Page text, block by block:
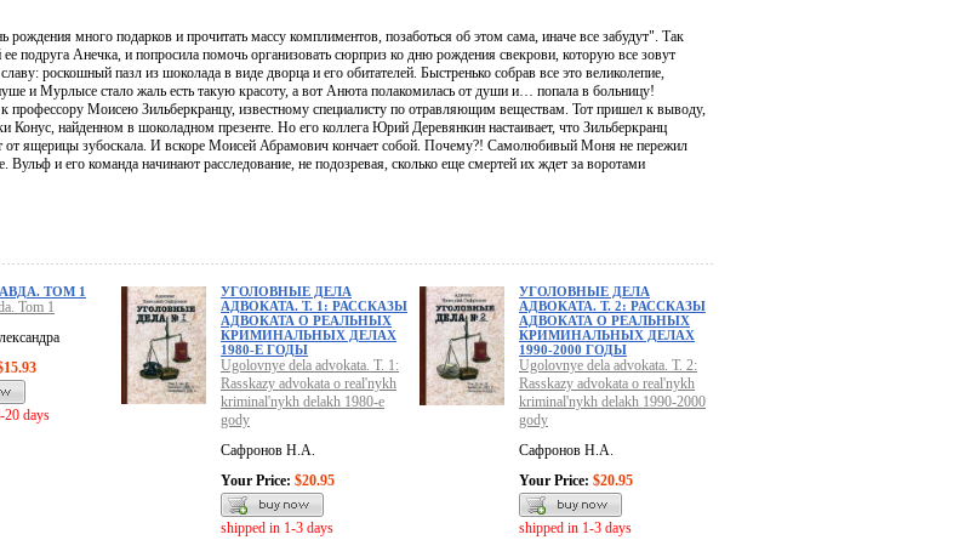
рождения много подарков и прочитать массу комплиментов, позаботься об этом сама, иначе все забудут". Так
подруга Анечка, и попросила помочь организовать сюрприз ко дню рождения свекрови, которую все зовут
роскошный пазл из шоколада в виде дворца и его обитателей. Быстренько собрав все это великолепие,
и Мурлысе стало жаль есть такую красоту, а вот Анюта полакомилась от души и… попала в больницу!
профессору Моисею Зильберкранцу, известному специалисту по отравляющим веществам. Тот пришел к выводу,
Конус, найденном в шоколадном презенте. Но его коллега Юрий Деревянкин настаивает, что Зильберкранц
от ящерицы зубоскала. И вскоре Моисей Абрамович кончает собой. Почему?! Самолюбивый Моня не пережил
Вульф и его команда начинают расследование, не подозревая, сколько еще смертей их ждет за воротами
ТОМ 1
Tom 1
20 days
УГОЛОВНЫЕ ДЕЛА
АДВОКАТА. Т. 1: РАССКАЗЫ
АДВОКАТА О РЕАЛЬНЫХ
КРИМИНАЛЬНЫХ ДЕЛАХ
1980-Е ГОДЫ
Ugolovnye dela advokata. T. 1:
Rasskazy advokata o real'nykh
kriminal'nykh delakh 1980-e
gody
Сафронов Н.А.
Your Price: $20.95
shipped in 1-3 days
УГОЛОВНЫЕ ДЕЛА
АДВОКАТА. Т. 2: РАССКАЗЫ
АДВОКАТА О РЕАЛЬНЫХ
КРИМИНАЛЬНЫХ ДЕЛАХ
1990-2000 ГОДЫ
Ugolovnye dela advokata. T. 2:
Rasskazy advokata o real'nykh
kriminal'nykh delakh 1990-2000
gody
Сафронов Н.А.
Your Price: $20.95
shipped in 1-3 days